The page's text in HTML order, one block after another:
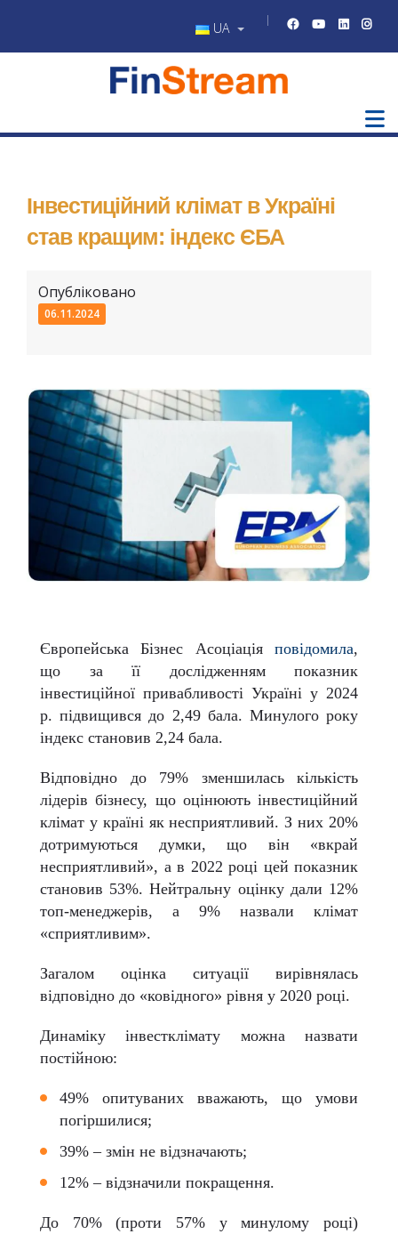
UA
Інвестиційний клімат в Україні
став кращим: індекс ЄБА
Опубліковано
06.11.2024
Європейська Бізнес Асоціація повідомила,
що за її дослідженням показник
інвестиційної привабливості Україні у 2024
р. підвищився до 2,49 бала. Минулого року
індекс становив 2,24 бала.
Відповідно до 79% зменшилась кількість
лідерів бізнесу, що оцінюють інвестиційний
клімат у країні як несприятливий. З них 20%
дотримуються думки, що він «вкрай
несприятливий», а в 2022 році цей показник
становив 53%. Нейтральну оцінку дали 12%
топ-менеджерів, а 9% назвали клімат
«сприятливим».
Загалом оцінка ситуації вирівнялась
відповідно до «ковідного» рівня у 2020 році.
Динаміку інвестклімату можна назвати
постійною:
49% опитуваних вважають, що умови
погіршилися;
39% – змін не відзначають;
12% – відзначили покращення.
До 70% (проти 57% у минулому році)